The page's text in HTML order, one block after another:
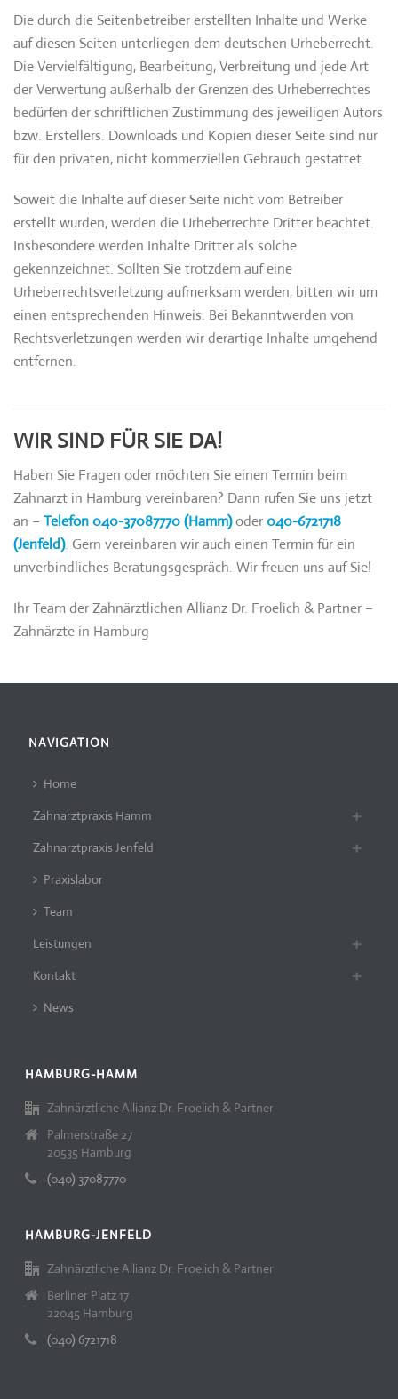
Die durch die Seitenbetreiber erstellten Inhalte und Werke
auf diesen Seiten unterliegen dem deutschen Urheberrecht.
Die Vervielfältigung, Bearbeitung, Verbreitung und jede Art
der Verwertung außerhalb der Grenzen des Urheberrechtes
bedürfen der schriftlichen Zustimmung des jeweiligen Autors
bzw. Erstellers. Downloads und Kopien dieser Seite sind nur
für den privaten, nicht kommerziellen Gebrauch gestattet.
Soweit die Inhalte auf dieser Seite nicht vom Betreiber
erstellt wurden, werden die Urheberrechte Dritter beachtet.
Insbesondere werden Inhalte Dritter als solche
gekennzeichnet. Sollten Sie trotzdem auf eine
Urheberrechtsverletzung aufmerksam werden, bitten wir um
einen entsprechenden Hinweis. Bei Bekanntwerden von
Rechtsverletzungen werden wir derartige Inhalte umgehend
entfernen.
WIR SIND FÜR SIE DA!
Haben Sie Fragen oder möchten Sie einen Termin beim
Zahnarzt in Hamburg vereinbaren? Dann rufen Sie uns jetzt
an – Telefon 040-37087770 (Hamm)oder040-6721718
(Jenfeld). Gern vereinbaren wir auch einen Termin für ein
unverbindliches Beratungsgespräch. Wir freuen uns auf Sie!
Ihr Team der Zahnärztlichen Allianz Dr. Froelich & Partner –
Zahnärzte in Hamburg
NAVIGATION
Home
Zahnarztpraxis Hamm
Zahnarztpraxis Jenfeld
Praxislabor
Team
Leistungen
Kontakt
News
HAMBURG-HAMM
Zahnärztliche Allianz Dr. Froelich & Partner
Palmerstraße 27
20535 Hamburg
(040) 37087770
HAMBURG-JENFELD
Zahnärztliche Allianz Dr. Froelich & Partner
Berliner Platz 17
22045 Hamburg
(040) 6721718